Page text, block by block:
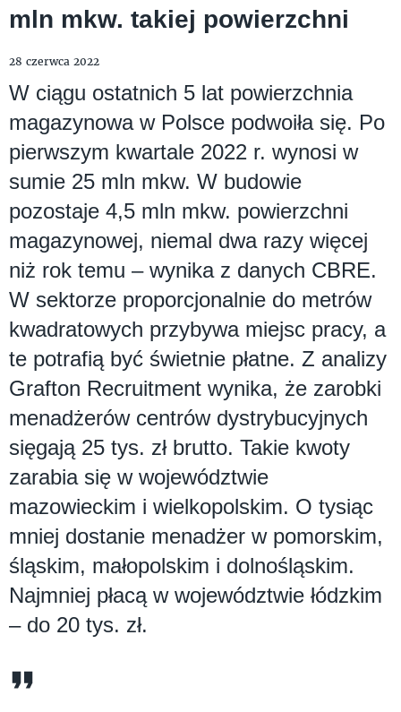
mln mkw. takiej powierzchni
28 czerwca 2022
W ciągu ostatnich 5 lat powierzchnia
magazynowa w Polsce podwoiła się. Po
pierwszym kwartale 2022 r. wynosi w
sumie 25 mln mkw. W budowie
pozostaje 4,5 mln mkw. powierzchni
magazynowej, niemal dwa razy więcej
niż rok temu – wynika z danych CBRE.
W sektorze proporcjonalnie do metrów
kwadratowych przybywa miejsc pracy, a
te potrafią być świetnie płatne. Z analizy
Grafton Recruitment wynika, że zarobki
menadżerów centrów dystrybucyjnych
sięgają 25 tys. zł brutto. Takie kwoty
zarabia się w województwie
mazowieckim i wielkopolskim. O tysiąc
mniej dostanie menadżer w pomorskim,
śląskim, małopolskim i dolnośląskim.
Najmniej płacą w województwie łódzkim
– do 20 tys. zł.